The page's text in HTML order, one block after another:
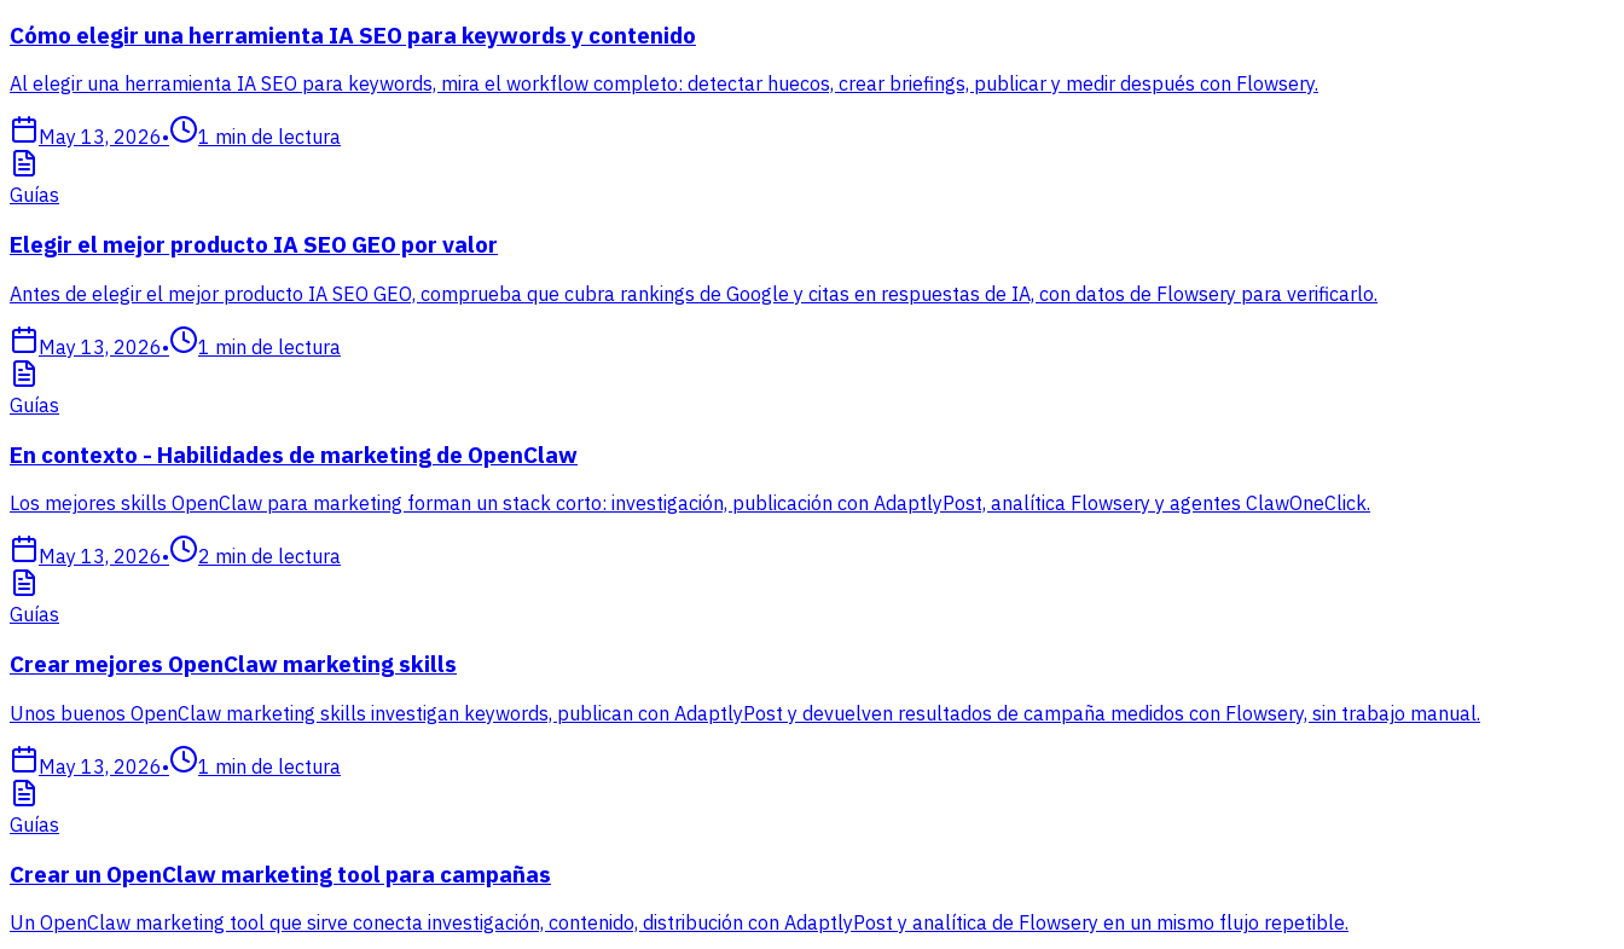
Cómo elegir una herramienta IA SEO para keywords y contenido
Al elegir una herramienta IA SEO para keywords, mira el workflow completo: detectar huecos, crear briefings, publicar y medir después con Flowsery.
May 13, 2026• 1 min de lectura
Guías
Elegir el mejor producto IA SEO GEO por valor
Antes de elegir el mejor producto IA SEO GEO, comprueba que cubra rankings de Google y citas en respuestas de IA, con datos de Flowsery para verificarlo.
May 13, 2026• 1 min de lectura
Guías
En contexto - Habilidades de marketing de OpenClaw
Los mejores skills OpenClaw para marketing forman un stack corto: investigación, publicación con AdaptlyPost, analítica Flowsery y agentes ClawOneClick.
May 13, 2026• 2 min de lectura
Guías
Crear mejores OpenClaw marketing skills
Unos buenos OpenClaw marketing skills investigan keywords, publican con AdaptlyPost y devuelven resultados de campaña medidos con Flowsery, sin trabajo manual.
May 13, 2026• 1 min de lectura
Guías
Crear un OpenClaw marketing tool para campañas
Un OpenClaw marketing tool que sirve conecta investigación, contenido, distribución con AdaptlyPost y analítica de Flowsery en un mismo flujo repetible.